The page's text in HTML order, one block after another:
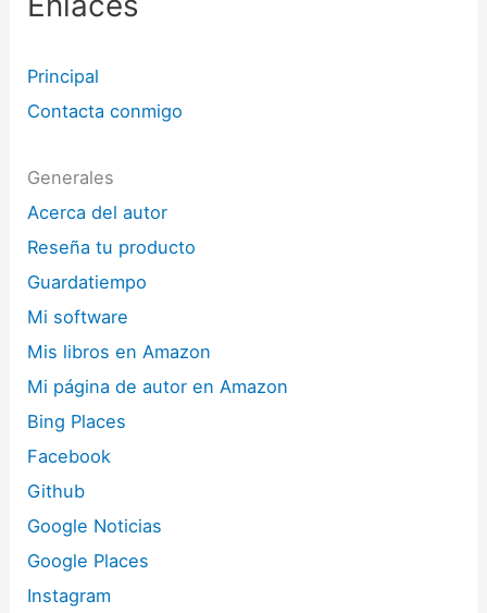
Principal
Contacta conmigo
Generales
Acerca del autor
Reseña tu producto
Guardatiempo
Mi software
Mis libros en Amazon
Mi página de autor en Amazon
Bing Places
Facebook
Github
Google Noticias
Google Places
Instagram